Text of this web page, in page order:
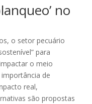
no
o setor pecuário
para
o meio
de
real,
são propostas